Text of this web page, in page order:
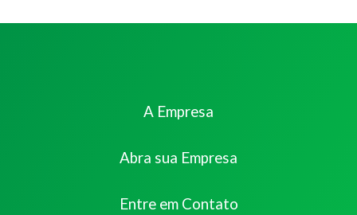
A Empresa
Abra sua Empresa
Entre em Contato